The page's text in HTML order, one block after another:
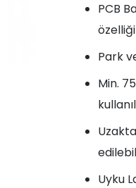
PCB
Park
Min.
Uyku